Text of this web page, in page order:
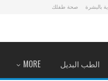
بالبشرة صحة طفلك
الطب البديل MORE